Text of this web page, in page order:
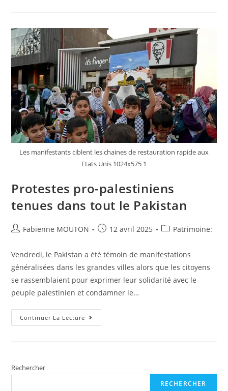
Que
Vaincre
Le
Hamas
Plus
Important
Que
Le
Sauvetage
D’otages
Les manifestants ciblent les chaines de restauration rapide aux
Etats Unis 1024x575 1
Protestes pro-palestiniens
tenues dans tout le Pakistan
Auteur/autrice
la
publication :
Fabienne MOUTON
Post12 avril 2025
PostPatrimoine:
Vendredi, le Pakistan a été témoin de manifestations
généralisées dans les grandes villes alors que les citoyens
se rassemblaient pour exprimer leur solidarité avec le
peuple palestinien et condamner le…
Continuer La Lecture Protestes
Pro-
Rechercher
RECHERCHER